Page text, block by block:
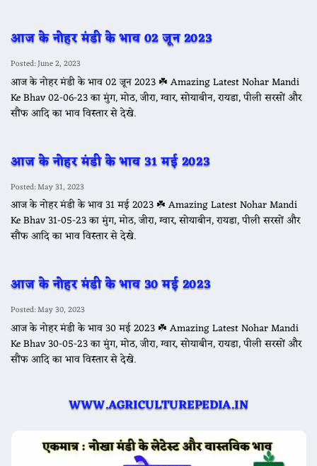
आज के नोहर मंडी के भाव 02 जून 2023
Posted: June 2, 2023
आज के नोहर मंडी के भाव 02 जून 2023 ☘️ Amazing Latest Nohar Mandi
Ke Bhav 02-06-23 का मुंग, मोठ, जीरा, ग्वार, सोयाबीन, रायडा, पीली सरसों और
सौंफ आदि का भाव विस्तार से देखे.
आज के नोहर मंडी के भाव 31 मई 2023
Posted: May 31, 2023
आज के नोहर मंडी के भाव 31 मई 2023 ☘️ Amazing Latest Nohar Mandi
Ke Bhav 31-05-23 का मुंग, मोठ, जीरा, ग्वार, सोयाबीन, रायडा, पीली सरसों और
सौंफ आदि का भाव विस्तार से देखे.
आज के नोहर मंडी के भाव 30 मई 2023
Posted: May 30, 2023
आज के नोहर मंडी के भाव 30 मई 2023 ☘️ Amazing Latest Nohar Mandi
Ke Bhav 30-05-23 का मुंग, मोठ, जीरा, ग्वार, सोयाबीन, रायडा, पीली सरसों और
सौंफ आदि का भाव विस्तार से देखे.
WWW.AGRICULTUREPEDIA.IN